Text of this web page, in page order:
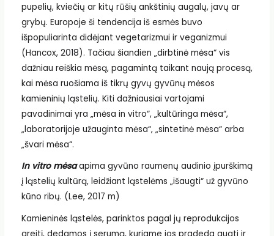
pupelių, kviečių ar kitų rūšių ankštinių augalų, javų ar
grybų. Europoje ši tendencija iš esmės buvo
išpopuliarinta didėjant vegetarizmui ir veganizmui
(Hancox, 2018). Tačiau šiandien „dirbtinė mėsa“ vis
dažniau reiškia mėsą, pagamintą taikant naują procesą,
kai mėsa ruošiama iš tikrų gyvų gyvūnų mėsos
kamieninių ląstelių. Kiti dažniausiai vartojami
pavadinimai yra „mėsa in vitro“, „kultūringa mėsa“,
„laboratorijoje užauginta mėsa“, „sintetinė mėsa“ arba
„švari mėsa“.
In vitro mėsaapima gyvūno raumenų audinio įpurškimą
į ląstelių kultūrą, leidžiant ląstelėms „išaugti“ už gyvūno
kūno ribų. (Lee, 2017 m)
Kamieninės ląstelės, parinktos pagal jų reprodukcijos